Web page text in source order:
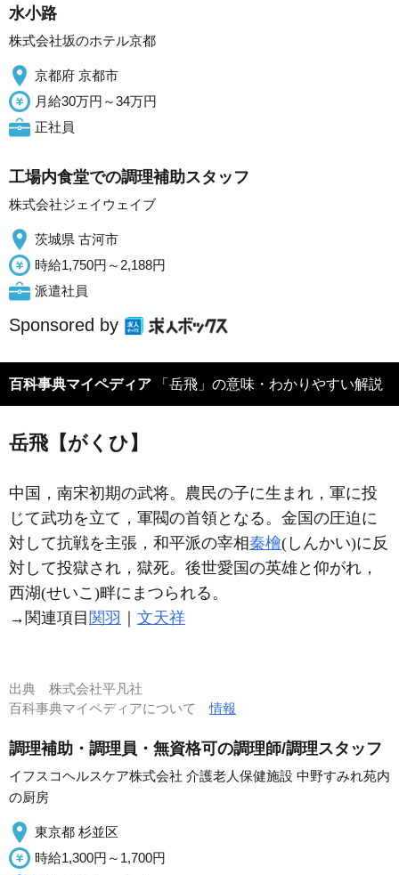
水小路
株式会社坂のホテル京都
京都府 京都市
月給30万円～34万円
正社員
工場内食堂での調理補助スタッフ
株式会社ジェイウェイブ
茨城県 古河市
時給1,750円～2,188円
派遣社員
Sponsored by
百科事典マイペディア 「岳飛」の意味・わかりやすい解説
岳飛【がくひ】
中国，南宋初期の武将。農民の子に生まれ，軍に投
じて武功を立て，軍閥の首領となる。金国の圧迫に
対して抗戦を主張，和平派の宰相 秦檜(しんかい)に反
対して投獄され，獄死。後世愛国の英雄と仰がれ，
西湖(せいこ)畔にまつられる。
→関連項目 関羽 文天祥
出典 株式会社平凡社
百科事典マイペディアについて情報
調理補助・調理員・無資格可の調理師/調理スタッフ
イフスコヘルスケア株式会社 介護老人保健施設 中野すみれ苑内
の厨房
東京都 杉並区
時給1,300円～1,700円